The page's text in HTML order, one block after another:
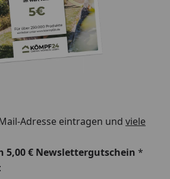
Adresse eintragen und viele
5,00 € Newslettergutschein *